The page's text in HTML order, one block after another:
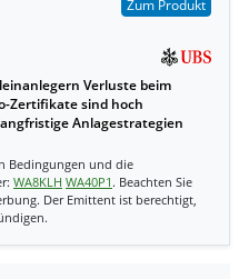
Zum Produkt
Verluste beim
Zertifikate sind hoch
Anlagestrategien
Bedingungen und die
WA8KLH WA40P1 . Beachten Sie
Der Emittent ist berechtigt,